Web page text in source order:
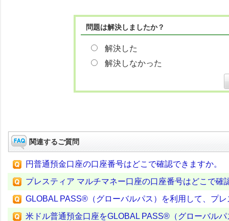
問題は解決しましたか？
解決した
解決しなかった
関連するご質問
円普通預金口座の口座番号はどこで確認できますか。
プレスティア マルチマネー口座の口座番号はどこで確
GLOBAL PASS®（グローバルパス）を利用して、プ
米ドル普通預金口座をGLOBAL PASS®（グローバル